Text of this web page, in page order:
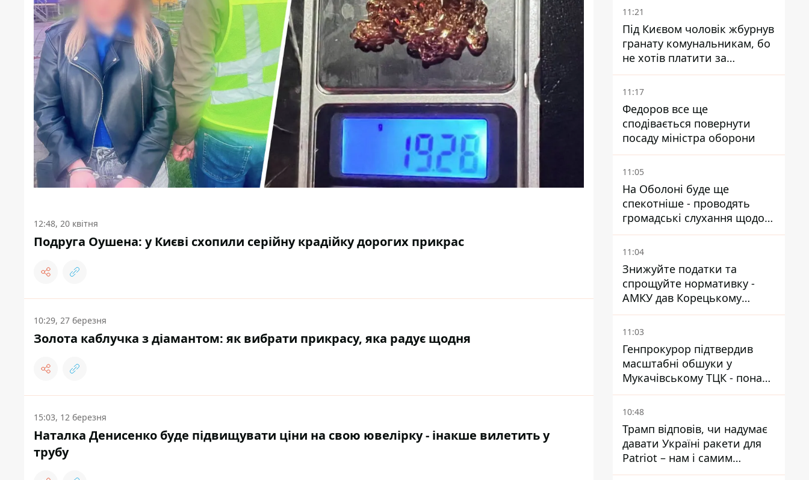
12:48, 20 квітня
Подруга Оушена: у Києві схопили серійну крадійку дорогих прикрас
10:29, 27 березня
Золота каблучка з діамантом: як вибрати прикрасу, яка радує щодня
15:03, 12 березня
Наталка Денисенко буде підвищувати ціни на свою ювелірку - інакше вилетить у
трубу
11:21
Під Києвом чоловік жбурнув
гранату комунальникам, бо
не хотів платити за
квитанціями
11:17
Федоров все ще
сподівається повернути
посаду міністра оборони
11:05
На Оболоні буде ще
спекотніше - проводять
громадські слухання щодо
храму УГКЦ на Північній
11:04
Знижуйте податки та
спрощуйте нормативку -
АМКУ дав Корецькому
поради щодо зниження цін
на пальне
11:03
Генпрокурор підтвердив
масштабні обшуки у
Мукачівському ТЦК - понад
1,5 тисячі списаних з
військового обліку за
10:48
Трамп відповів, чи надумає
давати Україні ракети для
Patriot – нам і самим
потрібні